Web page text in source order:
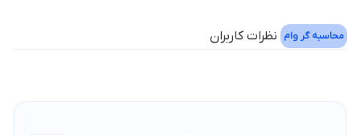
محاسبه گر وام نظرات کاربران